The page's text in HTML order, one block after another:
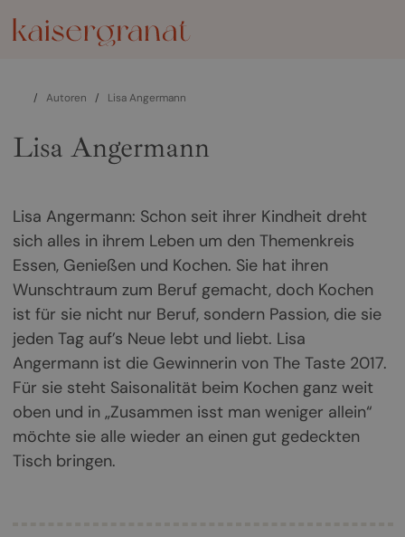
/ Autoren / Lisa Angermann
Lisa Angermann
Lisa Angermann: Schon seit ihrer Kindheit dreht
sich alles in ihrem Leben um den Themenkreis
Essen, Genießen und Kochen. Sie hat ihren
Wunschtraum zum Beruf gemacht, doch Kochen
ist für sie nicht nur Beruf, sondern Passion, die sie
jeden Tag auf’s Neue lebt und liebt. Lisa
Angermann ist die Gewinnerin von The Taste 2017.
Für sie steht Saisonalität beim Kochen ganz weit
oben und in „Zusammen isst man weniger allein“
möchte sie alle wieder an einen gut gedeckten
Tisch bringen.